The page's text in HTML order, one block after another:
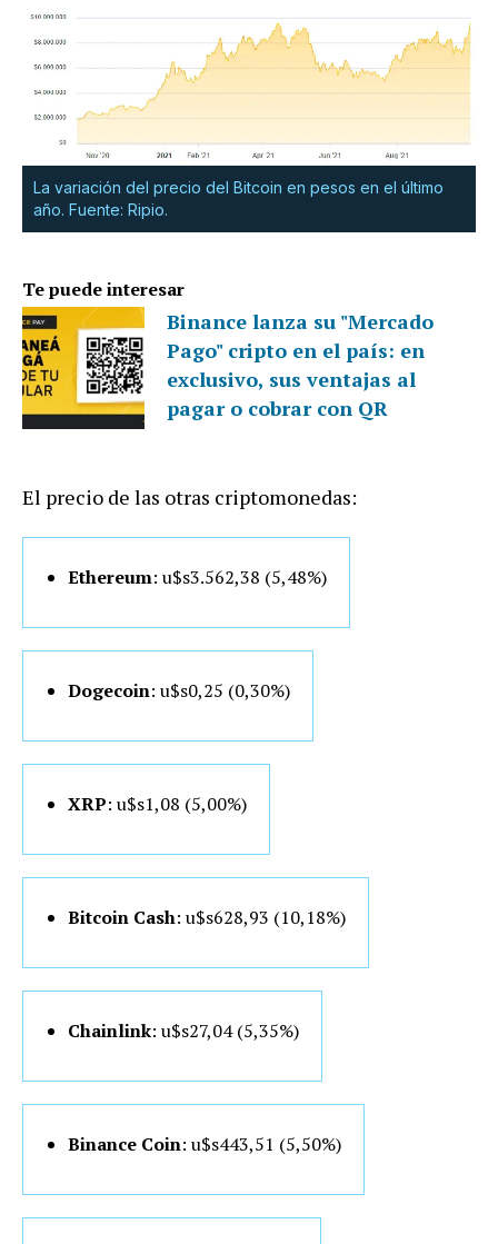
La variación del precio del Bitcoin en pesos en el último
año. Fuente: Ripio.
Te puede interesar
Binance lanza su "Mercado
Pago" cripto en el país: en
exclusivo, sus ventajas al
pagar o cobrar con QR
El precio de las otras criptomonedas:
Ethereum: u$s3.562,38 (5,48%)
Dogecoin: u$s0,25 (0,30%)
XRP: u$s1,08 (5,00%)
Bitcoin Cash: u$s628,93 (10,18%)
Chainlink: u$s27,04 (5,35%)
Binance Coin: u$s443,51 (5,50%)